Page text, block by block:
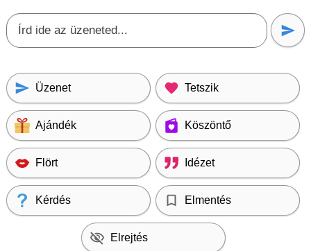
Üzenet Tetszik
Ajándék Köszöntő
Flört Idézet
Kérdés Elmentés
Elrejtés